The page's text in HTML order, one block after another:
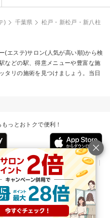
) 千葉県
松戸・新松戸・新八柱
(エステ)サロン(人気が高い順)から検
などの駅、得意メニューや豊富な施
タリの施術を見つけましょう。当日
っとおトクで便利！
ルプ リリース情報
利用規約
ロン様
天のサービス一覧 アプリ一覧
Inc.